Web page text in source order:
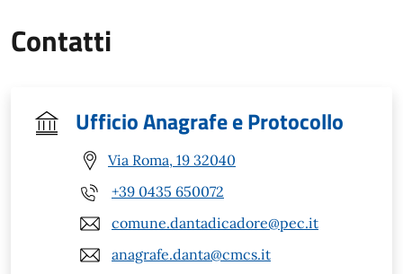
Contatti
Ufficio Anagrafe e Protocollo
Via Roma, 19 32040
+39 0435 650072
comune.dantadicadore@pec.it
anagrafe.danta@cmcs.it